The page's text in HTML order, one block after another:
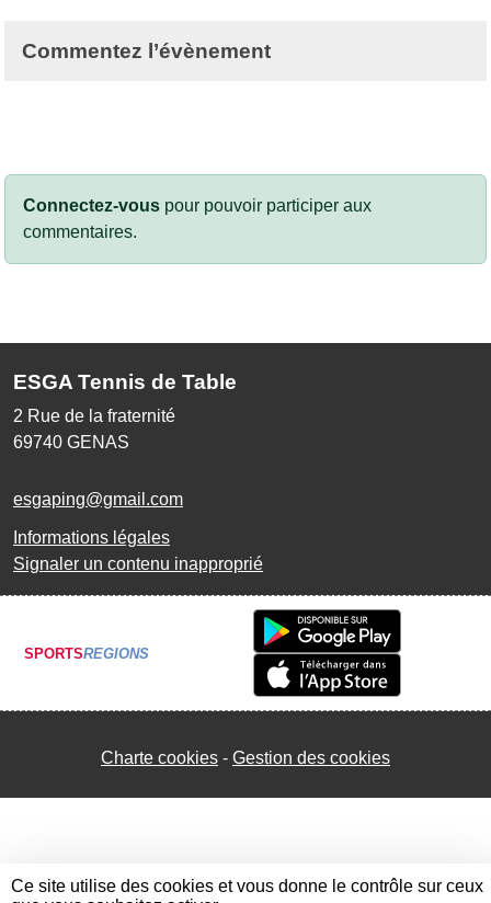
Commentez l’évènement
Connectez-vous pour pouvoir participer aux
commentaires.
ESGA Tennis de Table
2 Rue de la fraternité
69740 GENAS
esgaping@gmail.com
Informations légales
Signaler un contenu inapproprié
SPORTSREGIONS
Charte cookies Gestion des cookies
Ce site utilise des cookies et vous donne le contrôle sur ceux